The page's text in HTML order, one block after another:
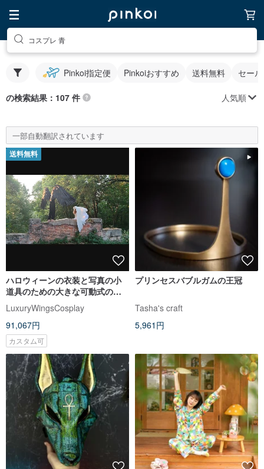
コスプレ 青
Pinkoi指定便 Pinkoiおすすめ 送料無料 セー
の検索結果：107 件 人気順
一部自動翻訳されています
送料無料
ハロウィーンの衣装と写真の小
道具のための大きな可動式の黒
いコスプレ翼
LuxuryWingsCosplay
91,067円
カスタム可
プリンセスバブルガムの王冠
Tasha's craft
5,961円